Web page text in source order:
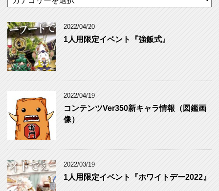
テ
リ
ー
2022/04/20
1人用限定イベント『強飯式』
2022/04/19
コンテンツVer350新キャラ情報（図鑑画
像）
2022/03/19
1人用限定イベント『ホワイトデー2022』